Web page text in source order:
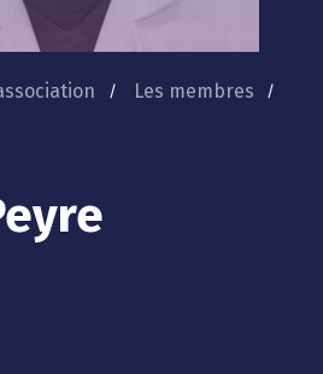
Les membres